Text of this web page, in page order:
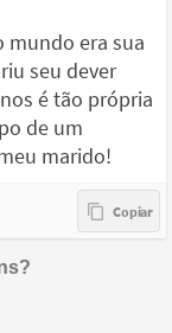
mundo era sua
seu dever
é tão própria
de um
marido!